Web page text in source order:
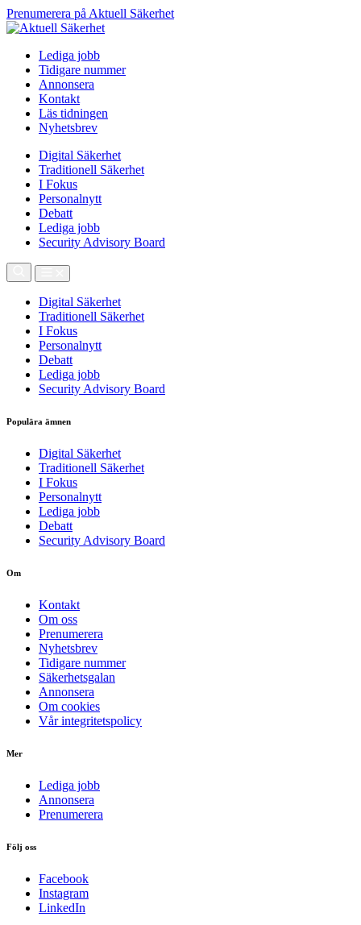
Prenumerera på Aktuell Säkerhet
Lediga jobb
Tidigare nummer
Annonsera
Kontakt
Läs tidningen
Nyhetsbrev
Digital Säkerhet
Traditionell Säkerhet
I Fokus
Personalnytt
Debatt
Lediga jobb
Security Advisory Board
Digital Säkerhet
Traditionell Säkerhet
I Fokus
Personalnytt
Debatt
Lediga jobb
Security Advisory Board
Populära ämnen
Digital Säkerhet
Traditionell Säkerhet
I Fokus
Personalnytt
Lediga jobb
Debatt
Security Advisory Board
Om
Kontakt
Om oss
Prenumerera
Nyhetsbrev
Tidigare nummer
Säkerhetsgalan
Annonsera
Om cookies
Vår integritetspolicy
Mer
Lediga jobb
Annonsera
Prenumerera
Följ oss
Facebook
Instagram
LinkedIn